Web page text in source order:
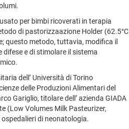
per bimbi ricoverati in terapia
di pastorizzaazione Holder (62.5°C
questo metodo, tuttavia, modifica il
e di stimolare il sistema
dell’ Università di Torino
delle Produzioni Alimentari del
Gariglio, titolare dell’ azienda GIADA
(Low Volumes Milk Pasteurizer,
ospedalieri di neonatologia.